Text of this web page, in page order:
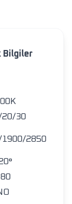
Bilgiler
30
2850